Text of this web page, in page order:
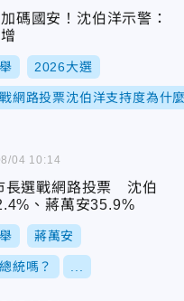
碼國安！沈伯洋示警：
2026大選
網路投票沈伯洋支持度為什
長選戰網路投票 沈伯
、蔣萬安35.9%
蔣萬安
統嗎？
04 10:14